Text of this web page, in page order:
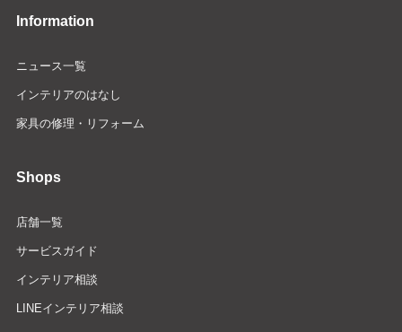
Information
ニュース一覧
インテリアのはなし
家具の修理・リフォーム
Shops
店舗一覧
サービスガイド
インテリア相談
LINEインテリア相談